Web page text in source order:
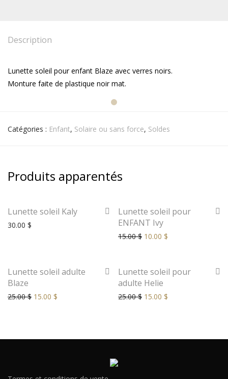
Description
Lunette soleil pour enfant Blaze avec verres noirs.
Monture faite de plastique noir mat.
Catégories : Enfant, Solaire ou sans force, Soldes
Produits apparentés
Lunette soleil Kaly
30.00 $
Lunette soleil pour
ENFANT Ivy
15.00$ 10.00 $
-
Lunette soleil adulte
Blaze
25.00$ 15.00 $
Lunette soleil pour
adulte Helie
25.00$ 15.00 $